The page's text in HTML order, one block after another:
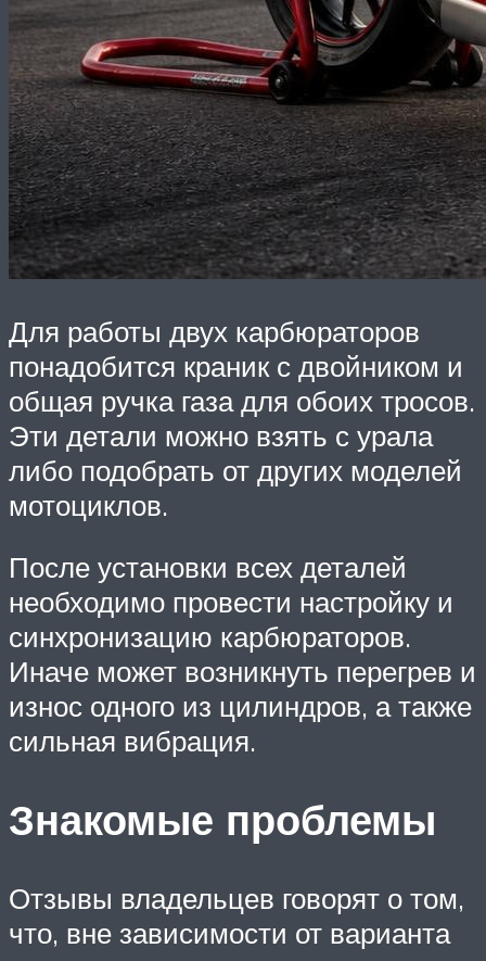
Для работы двух карбюраторов
понадобится краник с двойником и
общая ручка газа для обоих тросов.
Эти детали можно взять с урала
либо подобрать от других моделей
мотоциклов.
После установки всех деталей
необходимо провести настройку и
синхронизацию карбюраторов.
Иначе может возникнуть перегрев и
износ одного из цилиндров, а также
сильная вибрация.
Знакомые проблемы
Отзывы владельцев говорят о том,
что, вне зависимости от варианта